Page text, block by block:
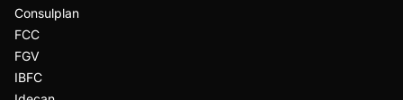
Consulplan
FCC
FGV
IBFC